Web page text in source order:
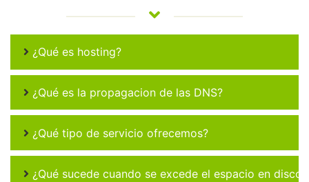
¿Qué es hosting?
¿Qué es la propagacion de las DNS?
¿Qué tipo de servicio ofrecemos?
¿Qué sucede cuando se excede el espacio en disco